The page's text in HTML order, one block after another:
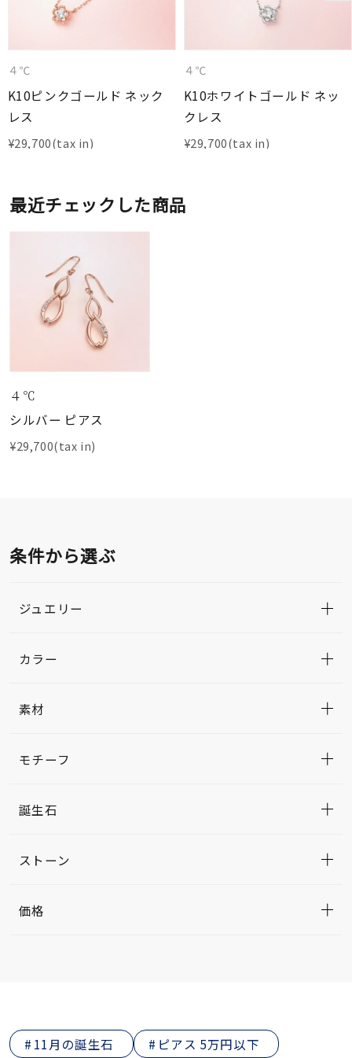
４℃
K10ピンクゴールド ネック
レス
¥29,700
４℃
K10ホワイトゴールド ネッ
クレス
¥29,700
最近チェックした商品
４℃
シルバー ピアス
¥29,700(tax in)
条件から選ぶ
ジュエリー
カラー
素材
モチーフ
誕生石
ストーン
価格
11月の誕生石
ピアス 5万円以下